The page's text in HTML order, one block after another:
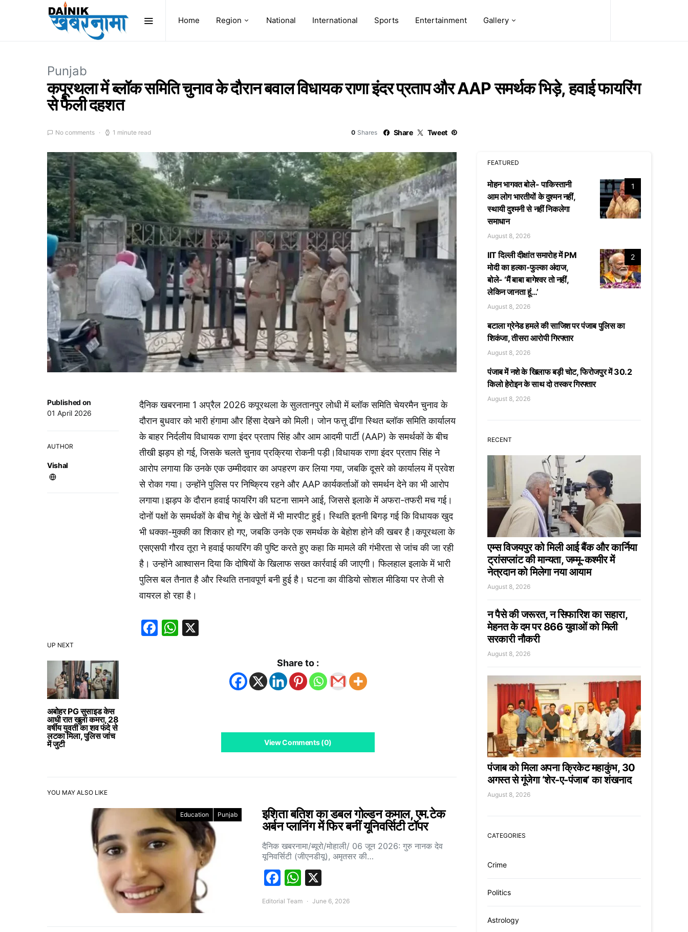
Home Region National International Sports Entertainment Gallery
Punjab
कपूरथला में ब्लॉक समिति चुनाव के दौरान बवाल विधायक राणा इंदर प्रताप और AAP समर्थक भिड़े, हवाई फायरिंग
से फैली दहशत
No comments 1 minute read 0 Shares Share Tweet
UP NEXT
अबोहर PG सुसाइड केस
आधी रात खुला कमरा, 28
वर्षीय युवती का शव फंदे से
लटका मिला, पुलिस जांच
में जुटी
Published on
01 April 2026
AUTHOR
Vishal
दैनिक खबरनामा 1 अप्रैल 2026 कपूरथला के सुलतानपुर लोधी में ब्लॉक समिति चेयरमैन चुनाव के
दौरान बुधवार को भारी हंगामा और हिंसा देखने को मिली। जोन फत्तू ढींगा स्थित ब्लॉक समिति कार्यालय
के बाहर निर्दलीय विधायक राणा इंदर प्रताप सिंह और आम आदमी पार्टी (AAP) के समर्थकों के बीच
तीखी झड़प हो गई, जिसके चलते चुनाव प्रक्रिया रोकनी पड़ी।विधायक राणा इंदर प्रताप सिंह ने
आरोप लगाया कि उनके एक उम्मीदवार का अपहरण कर लिया गया, जबकि दूसरे को कार्यालय में प्रवेश
से रोका गया। उन्होंने पुलिस पर निष्क्रिय रहने और AAP कार्यकर्ताओं को समर्थन देने का भी आरोप
लगाया।झड़प के दौरान हवाई फायरिंग की घटना सामने आई, जिससे इलाके में अफरा-तफरी मच गई।
दोनों पक्षों के समर्थकों के बीच गेहूं के खेतों में भी मारपीट हुई। स्थिति इतनी बिगड़ गई कि विधायक खुद
भी धक्का-मुक्की का शिकार हो गए, जबकि उनके एक समर्थक के बेहोश होने की खबर है।कपूरथला के
एसएसपी गौरव तूरा ने हवाई फायरिंग की पुष्टि करते हुए कहा कि मामले की गंभीरता से जांच की जा रही
है। उन्होंने आश्वासन दिया कि दोषियों के खिलाफ सख्त कार्रवाई की जाएगी। फिलहाल इलाके में भारी
पुलिस बल तैनात है और स्थिति तनावपूर्ण बनी हुई है। घटना का वीडियो सोशल मीडिया पर तेजी से
वायरल हो रहा है।
Facebook
WhatsApp
Share to :
View Comments (0)
YOU MAY ALSO LIKE
Education Punjab
इशिता बतिश का डबल गोल्डन कमाल, एम.टेक
अर्बन प्लानिंग में फिर बनीं यूनिवर्सिटी टॉपर
दैनिक खबरनामा/ब्यूरो/मोहाली/ 06 जून 2026: गुरु नानक देव
यूनिवर्सिटी (जीएनडीयू), अमृतसर की…
Facebook
WhatsApp
Editorial Team June 6, 2026
FEATURED
1
मोहन भागवत बोले- पाकिस्तानी
आम लोग भारतीयों के दुश्मन नहीं,
स्थायी दुश्मनी से नहीं निकलेगा
समाधान
August 8, 2026
2
IIT दिल्ली दीक्षांत समारोह में PM
मोदी का हल्का-फुल्का अंदाज,
बोले- ‘मैं बाबा बागेश्वर तो नहीं,
लेकिन जानता हूं…’
August 8, 2026
बटाला ग्रेनेड हमले की साजिश पर पंजाब पुलिस का
शिकंजा, तीसरा आरोपी गिरफ्तार
August 8, 2026
पंजाब में नशे के खिलाफ बड़ी चोट, फिरोजपुर में 30.2
किलो हेरोइन के साथ दो तस्कर गिरफ्तार
August 8, 2026
RECENT
एम्स विजयपुर को मिली आई बैंक और कार्निया
ट्रांसप्लांट की मान्यता, जम्मू-कश्मीर में
नेत्रदान को मिलेगा नया आयाम
August 8, 2026
न पैसे की जरूरत, न सिफारिश का सहारा,
मेहनत के दम पर 866 युवाओं को मिली
सरकारी नौकरी
August 8, 2026
पंजाब को मिला अपना क्रिकेट महाकुंभ, 30
अगस्त से गूंजेगा ‘शेर-ए-पंजाब’ का शंखनाद
August 8, 2026
CATEGORIES
Crime
Politics
Astrology